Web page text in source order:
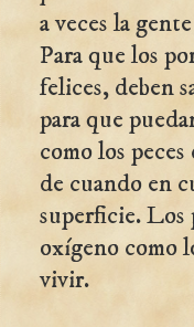
a veces la
Para que los
felices, deben
para que
como los
de cuando en
superficie. Los
oxígeno como
vivir.